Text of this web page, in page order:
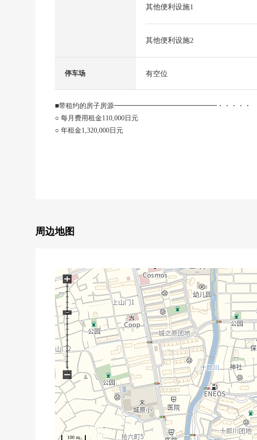
其他便利设施1
其他便利设施2
停车场 有空位
■带租约的房子房源━━━━━━━━━━━━━━━・・・・・
○ 每月费用租金110,000日元
○ 年租金1,320,000日元
周边地图
100 m
+
−